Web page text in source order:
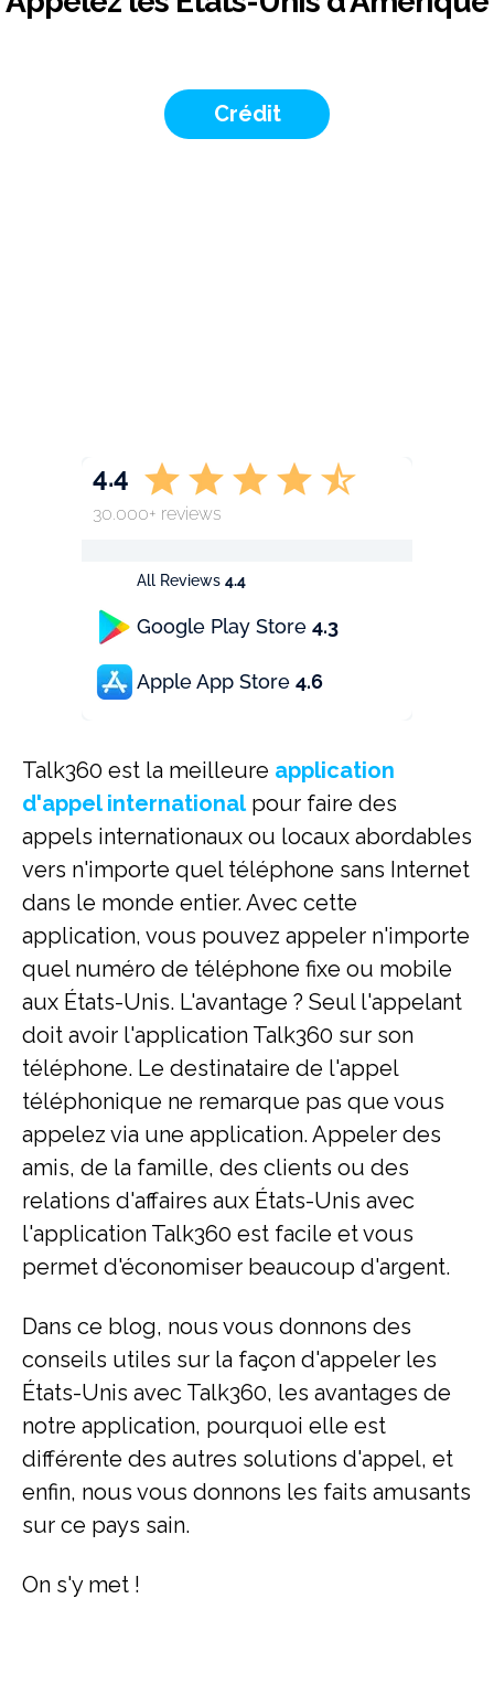
Crédit
All Reviews 4.4
Google Play Store 4.3
Apple App Store 4.6
4.4
30.000+ reviews
Talk360 est la meilleure application
d'appel internationalpour faire des
appels internationaux ou locaux abordables
vers n'importe quel téléphone sans Internet
dans le monde entier. Avec cette
application, vous pouvez appeler n'importe
quel numéro de téléphone fixe ou mobile
aux États-Unis. L'avantage ? Seul l'appelant
doit avoir l'application Talk360 sur son
téléphone. Le destinataire de l'appel
téléphonique ne remarque pas que vous
appelez via une application. Appeler des
amis, de la famille, des clients ou des
relations d'affaires aux États-Unis avec
l'application Talk360 est facile et vous
permet d'économiser beaucoup d'argent.
Dans ce blog, nous vous donnons des
conseils utiles sur la façon d'appeler les
États-Unis avec Talk360, les avantages de
notre application, pourquoi elle est
différente des autres solutions d'appel, et
enfin, nous vous donnons les faits amusants
sur ce pays sain.
On s'y met !